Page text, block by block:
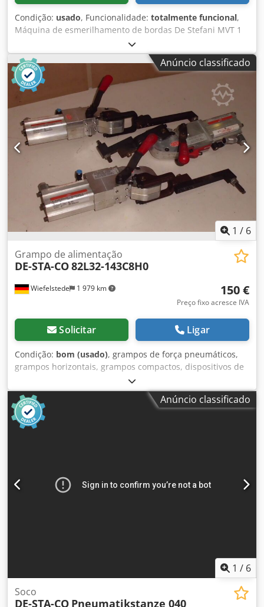
Condição: usado, Funcionalidade: totalmente funcional,
Máquina de esmerilhamento de bordas De Stefani MVT 1
unidade de esmerilhamento Altura máxima da peça: 100
mm Motor da unidade de esmerilhamento: 2,5 kW
Dcodpfxoznu D Re Ahrok Unidade de esmerilhamento com
afiação automática Ajuste manual da unidade de
esmerilhamento Ajuste manual do ângulo da unidade
Unidade de esmerilhamento com oscilação Velocidade de
avanço ajustável através de um variador Motor de avanço
com potência de 0,74 kW
Anúncio classificado
1 / 6
Wiefelstede 1 979 km
Grampo de alimentação
DE-STA-CO82L32-143C8H0
150 €
Preço fixo acresce IVA
Solicitar Ligar
Condição: bom (usado), grampos de força pneumáticos,
grampos horizontais, grampos compactos, dispositivos de
fixação, grampos de força pneumáticos -Tipo: 82L32-
143C8H0 -Quantidade: 4 unidades disponíveis Dcedpfx
Asb A H E Iohrjk -Preço: por unidade -Peso: 2,1 kg/unidade
Anúncio classificado
1 / 6
Soco
DE-STA-CO Pneumatikstanze 040